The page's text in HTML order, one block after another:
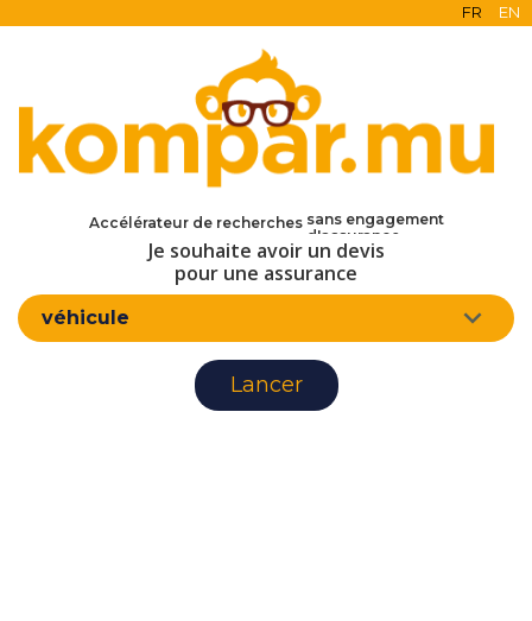
FR EN
Accélérateur de recherches
en ligne
d'assurance
Je souhaite avoir un devis
pour une assurance
véhicule
Lancer